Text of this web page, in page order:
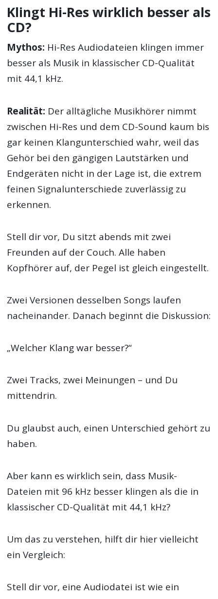
Klingt Hi-Res wirklich besser als
CD?
Mythos: Hi-Res Audiodateien klingen immer
besser als Musik in klassischer CD-Qualität
mit 44,1 kHz.
Realität: Der alltägliche Musikhörer nimmt
zwischen Hi-Res und dem CD-Sound kaum bis
gar keinen Klangunterschied wahr, weil das
Gehör bei den gängigen Lautstärken und
Endgeräten nicht in der Lage ist, die extrem
feinen Signalunterschiede zuverlässig zu
erkennen.
Stell dir vor, Du sitzt abends mit zwei
Freunden auf der Couch. Alle haben
Kopfhörer auf, der Pegel ist gleich eingestellt.
Zwei Versionen desselben Songs laufen
nacheinander. Danach beginnt die Diskussion:
„Welcher Klang war besser?“
Zwei Tracks, zwei Meinungen – und Du
mittendrin.
Du glaubst auch, einen Unterschied gehört zu
haben.
Aber kann es wirklich sein, dass Musik-
Dateien mit 96 kHz besser klingen als die in
klassischer CD-Qualität mit 44,1 kHz?
Um das zu verstehen, hilft dir hier vielleicht
ein Vergleich:
Stell dir vor, eine Audiodatei ist wie ein